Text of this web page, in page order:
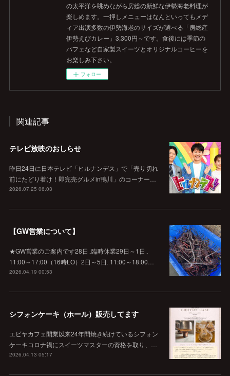
の太平洋を眺めながら房総の新鮮な伊勢海老料理が
楽しめます。一押しメニューはなんといってもメデ
ィア出演多数の伊勢海老のサイズが選べる「房総産
伊勢えびカレー」3,300円～です。食後には季節の
パフェなど自家製スイーツとオリジナルコーヒーを
お楽しみ下さい。
フォロー
関連記事
テレビ放映のおしらせ
昨日24日に日本テレビ「ヒルナンデス」で「売り切れ
前にたどり着け！即完売グルメin鴨川」のコーナー…
2026.07.25 06:03
【GW営業について】
★GW営業のご案内です28日‥臨時休業29日～1日‥
11:00～17:00（16時LO）2日～5日‥11:00～18:00…
2026.04.19 00:53
シフォンケーキ（ホール）販売してます
エビヤカフェ開業以来24年間焼き続けているシフォン
ケーキコロナ禍にスイーツマスターの資格を取り、…
2026.04.13 05:17